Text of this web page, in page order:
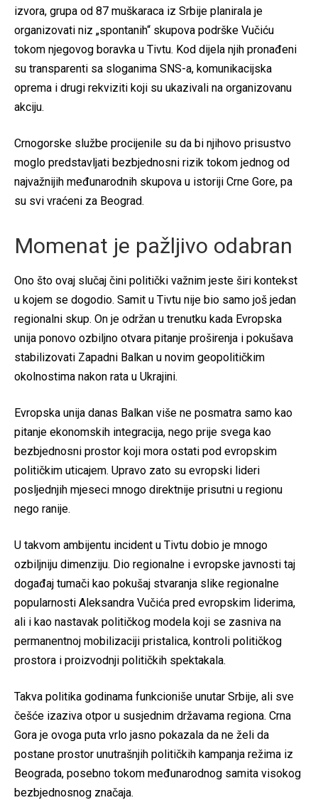
izvora, grupa od 87 muškaraca iz Srbije planirala je
organizovati niz „spontanih“ skupova podrške Vučiću
tokom njegovog boravka u Tivtu. Kod dijela njih pronađeni
su transparenti sa sloganima SNS-a, komunikacijska
oprema i drugi rekviziti koji su ukazivali na organizovanu
akciju.
Crnogorske službe procijenile su da bi njihovo prisustvo
moglo predstavljati bezbjednosni rizik tokom jednog od
najvažnijih međunarodnih skupova u istoriji Crne Gore, pa
su svi vraćeni za Beograd.
Momenat je pažljivo odabran
Ono što ovaj slučaj čini politički važnim jeste širi kontekst
u kojem se dogodio. Samit u Tivtu nije bio samo još jedan
regionalni skup. On je održan u trenutku kada Evropska
unija ponovo ozbiljno otvara pitanje proširenja i pokušava
stabilizovati Zapadni Balkan u novim geopolitičkim
okolnostima nakon rata u Ukrajini.
Evropska unija danas Balkan više ne posmatra samo kao
pitanje ekonomskih integracija, nego prije svega kao
bezbjednosni prostor koji mora ostati pod evropskim
političkim uticajem. Upravo zato su evropski lideri
posljednjih mjeseci mnogo direktnije prisutni u regionu
nego ranije.
U takvom ambijentu incident u Tivtu dobio je mnogo
ozbiljniju dimenziju. Dio regionalne i evropske javnosti taj
događaj tumači kao pokušaj stvaranja slike regionalne
popularnosti Aleksandra Vučića pred evropskim liderima,
ali i kao nastavak političkog modela koji se zasniva na
permanentnoj mobilizaciji pristalica, kontroli političkog
prostora i proizvodnji političkih spektakala.
Takva politika godinama funkcioniše unutar Srbije, ali sve
češće izaziva otpor u susjednim državama regiona. Crna
Gora je ovoga puta vrlo jasno pokazala da ne želi da
postane prostor unutrašnjih političkih kampanja režima iz
Beograda, posebno tokom međunarodnog samita visokog
bezbjednosnog značaja.